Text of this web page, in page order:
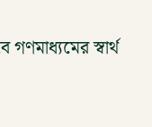
স্বার্থ